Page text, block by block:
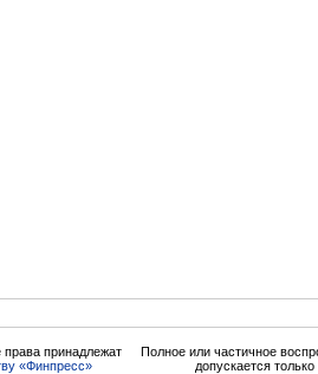
принадлежат
«Финпресс»
Полное или частичное
допускается